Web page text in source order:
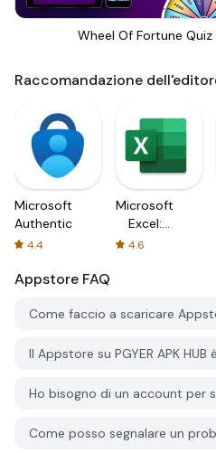
Wheel Of Fortune Quiz
Raccomandazione
Microsoft
Authenticator
4.4
Microsoft
Excel:
Spreadsheets
4.6
Appstore FAQ
Come faccio a scaricare
Il Appstore su PGYER APK